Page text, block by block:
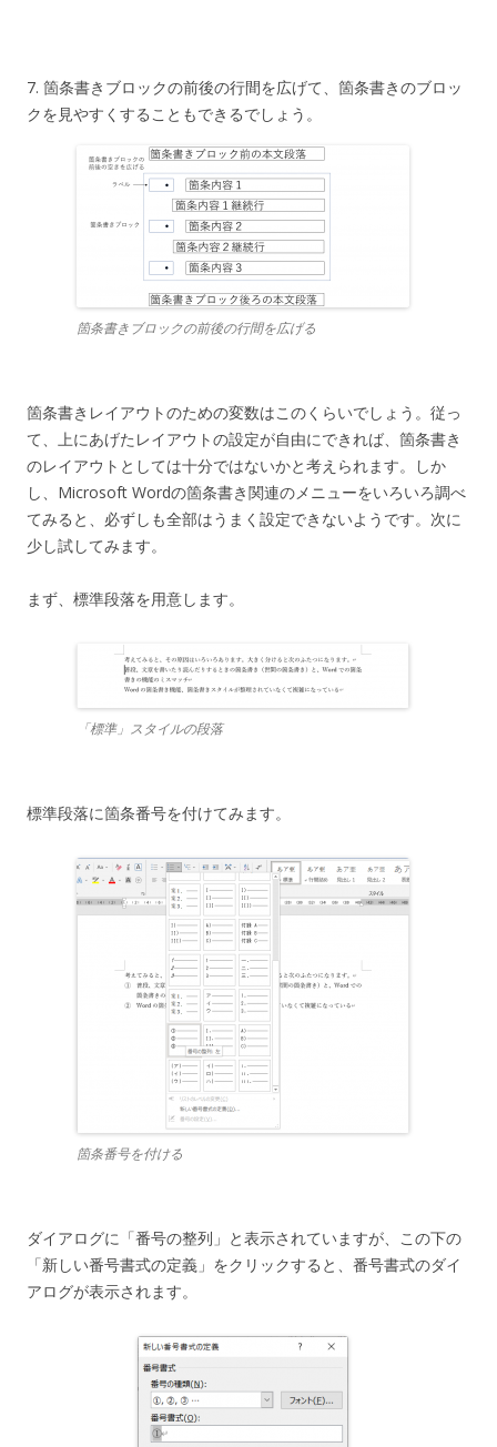
7. 箇条書きブロックの前後の行間を広げて、箇条書きのブロッ
クを見やすくすることもできるでしょう。
箇条書きブロックの前後の行間を広げる
箇条書きレイアウトのための変数はこのくらいでしょう。従っ
て、上にあげたレイアウトの設定が自由にできれば、箇条書き
のレイアウトとしては十分ではないかと考えられます。しか
し、Microsoft Wordの箇条書き関連のメニューをいろいろ調べ
てみると、必ずしも全部はうまく設定できないようです。次に
少し試してみます。
まず、標準段落を用意します。
「標準」スタイルの段落
標準段落に箇条番号を付けてみます。
箇条番号を付ける
ダイアログに「番号の整列」と表示されていますが、この下の
「新しい番号書式の定義」をクリックすると、番号書式のダイ
アログが表示されます。